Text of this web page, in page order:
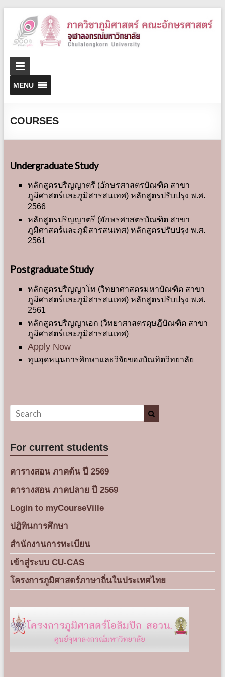
MENU
COURSES
Undergraduate Study
หลักสูตรปริญญาตรี (อักษรศาสตรบัณฑิต สาขา
ภูมิศาสตร์และภูมิสารสนเทศ) หลักสูตรปรับปรุง พ.ศ.
2566
หลักสูตรปริญญาตรี (อักษรศาสตรบัณฑิต สาขา
ภูมิศาสตร์และภูมิสารสนเทศ) หลักสูตรปรับปรุง พ.ศ.
2561
Postgraduate Study
หลักสูตรปริญญาโท (วิทยาศาสตรมหาบัณฑิต สาขา
ภูมิศาสตร์และภูมิสารสนเทศ) หลักสูตรปรับปรุง พ.ศ.
2561
หลักสูตรปริญญาเอก (วิทยาศาสตรดุษฎีบัณฑิต สาขา
ภูมิศาสตร์และภูมิสารสนเทศ)
Apply Now
ทุนอุดหนุนการศึกษาและวิจัยของบัณทิตวิทยาลัย
For current students
ตารางสอน ภาคต้น ปี 2569
ตารางสอน ภาคปลาย ปี 2569
Login to myCourseVille
ปฎิทินการศึกษา
สำนักงานการทะเบียน
เข้าสู่ระบบ CU-CAS
โครงการภูมิศาสตร์ภาษาถิ่นในประเทศไทย